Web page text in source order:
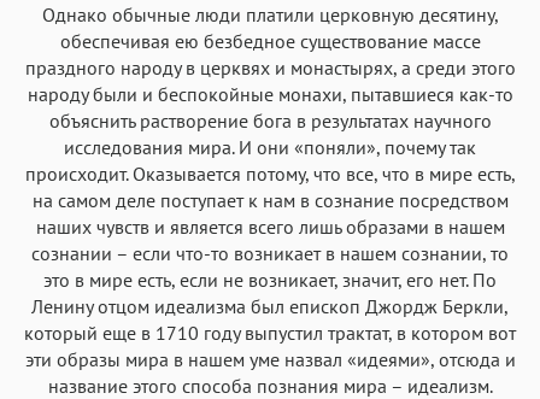
Однако обычные люди платили церковную десятину,
обеспечивая ею безбедное существование массе
праздного народу в церквях и монастырях, а среди этого
народу были и беспокойные монахи, пытавшиеся как-то
объяснить растворение бога в результатах научного
исследования мира. И они «поняли», почему так
происходит. Оказывается потому, что все, что в мире есть,
на самом деле поступает к нам в сознание посредством
наших чувств и является всего лишь образами в нашем
сознании – если что-то возникает в нашем сознании, то
это в мире есть, если не возникает, значит, его нет. По
Ленину отцом идеализма был епископ Джордж Беркли,
который еще в 1710 году выпустил трактат, в котором вот
эти образы мира в нашем уме назвал «идеями», отсюда и
название этого способа познания мира – идеализм.